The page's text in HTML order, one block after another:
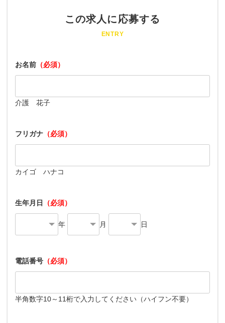
この求人に応募する
ENTRY
お名前 （必須）
介護 花子
フリガナ （必須）
カイゴ ハナコ
生年月日 （必須）
年 月 日
電話番号 （必須）
半角数字10～11桁で入力してください（ハイフン不要）